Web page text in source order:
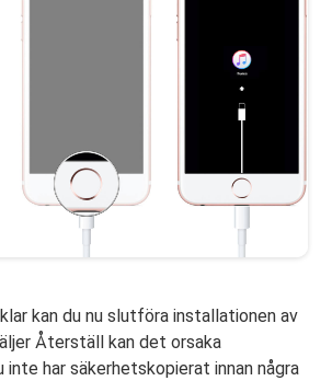
kan du nu slutföra installationen av
Återställ kan det orsaka
har säkerhetskopierat innan några